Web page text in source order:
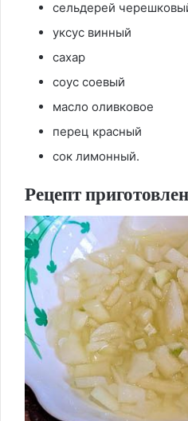
сельдерей
уксус винный
сахар
соус соевый
масло оливковое
перец красный
сок лимонный.
Рецепт